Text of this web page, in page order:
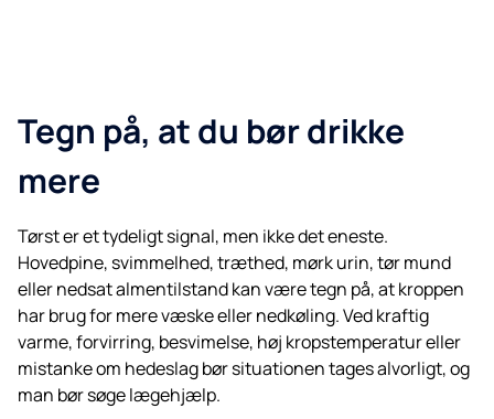
Tegn på, at du bør drikke
mere
Tørst er et tydeligt signal, men ikke det eneste.
Hovedpine, svimmelhed, træthed, mørk urin, tør mund
eller nedsat almentilstand kan være tegn på, at kroppen
har brug for mere væske eller nedkøling. Ved kraftig
varme, forvirring, besvimelse, høj kropstemperatur eller
mistanke om hedeslag bør situationen tages alvorligt, og
man bør søge lægehjælp.